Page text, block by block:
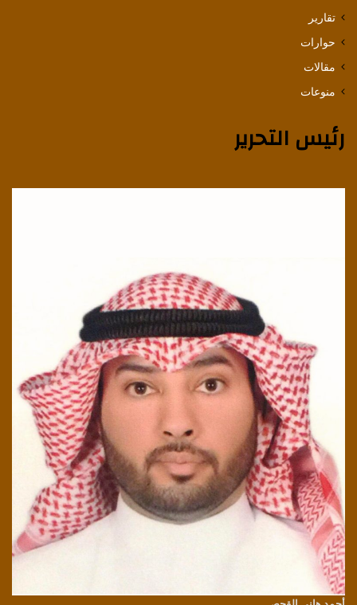
تقارير
حوارات
مقالات
منوعات
رئيس التحرير